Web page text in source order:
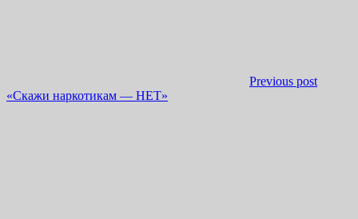
Previous post
«Скажи наркотикам — НЕТ»